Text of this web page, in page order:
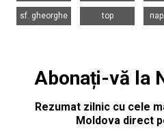
sf. gheorghe
top
Abonați-vă la
Rezumat zilnic cu cele
Moldova direct